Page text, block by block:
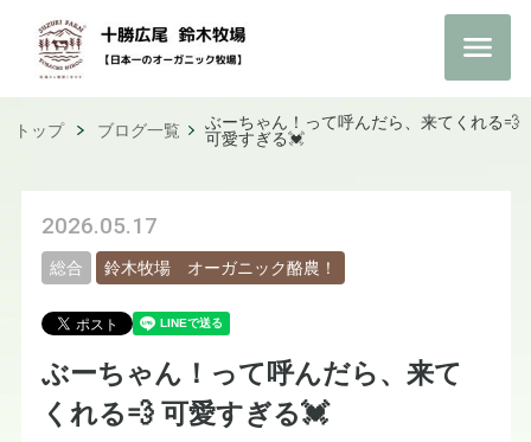
トップ ブログ一覧
ぶーちゃん！って呼んだら、来てくれる💨
可愛すぎる💓
2026.05.17
総合 鈴木牧場 オーガニック酪農！
ぶーちゃん！って呼んだら、来て
くれる💨 可愛すぎる💓